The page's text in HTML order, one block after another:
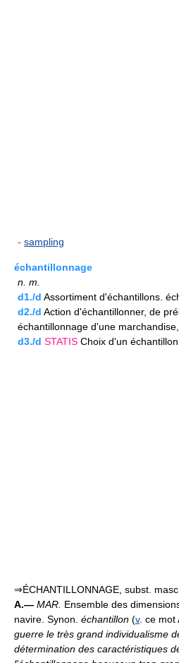
- sampling
échantillonnage
n. m.
d1./d Assortiment d'échantillons.
d2./d Action d'échantillonner, de
échantillonnage d'une
d3./d STATIS Choix d'un
⇒ÉCHANTILLONNAGE, subst. masc.
A.— MAR. Ensemble des
navire. Synon. échantillon (v. ce mot
guerre le très grand individualisme
détermination des caractéristiques